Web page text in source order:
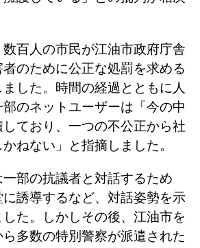
百人の市民が江油市政府庁舎
のために公正な処罰を求める
した。時間の経過とともに人
のネットユーザーは「今の中
ており、一つの不公正から社
ねない」と指摘しました。
部の抗議者と対話するため
誘導するなど、対話姿勢を示
た。しかしその後、江油市を
多数の特別警察が派遣された